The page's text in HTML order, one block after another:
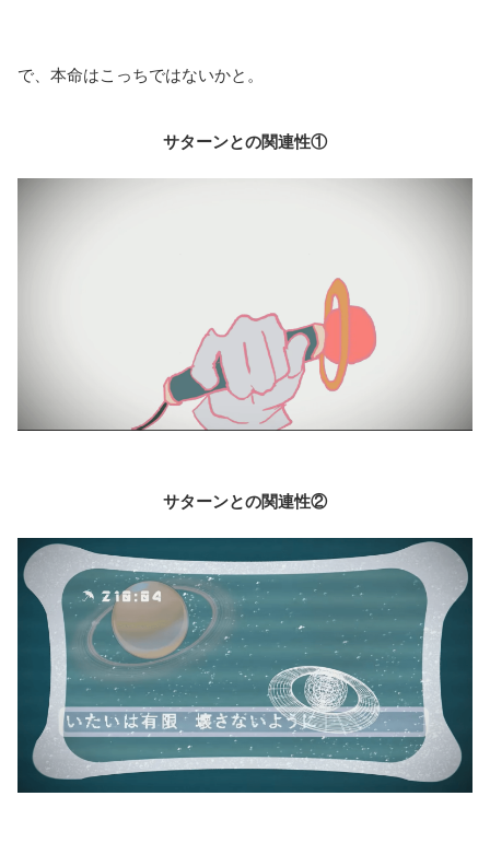
で、本命はこっちではないかと。
サターンとの関連性①
サターンとの関連性②